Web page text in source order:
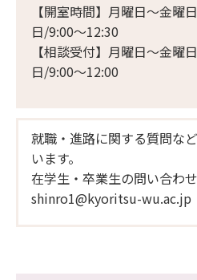
【開室時間】月曜日～金
日/9:00～12:30
【相談受付】月曜日～金
日/9:00～12:00
就職・進路に関する質問な
います。
在学生・卒業生の問い合わ
shinro1@kyoritsu-wu.ac.jp